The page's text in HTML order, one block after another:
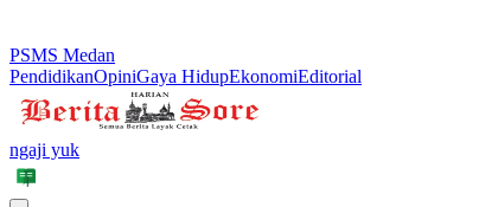
PSMS Medan
PendidikanOpiniGaya HidupEkonomiEditorial
ngaji yuk